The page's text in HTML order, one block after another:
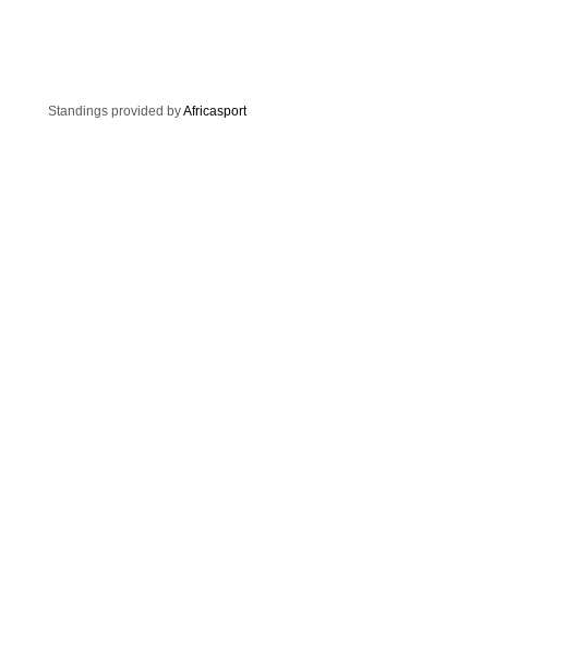
Standings provided byAfricasport